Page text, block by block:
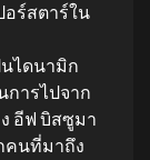
อร์สตาร์ใน
ไดนามิก
การไปจาก
อีฟ บิสซูมา
คนที่มาถึง